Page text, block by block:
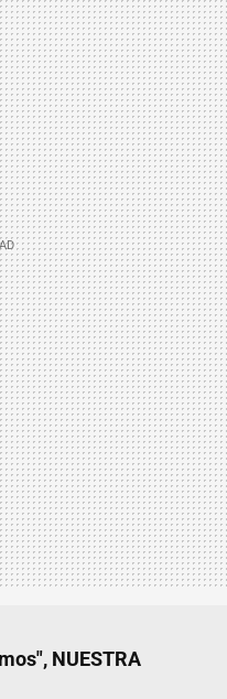
NUESTRA